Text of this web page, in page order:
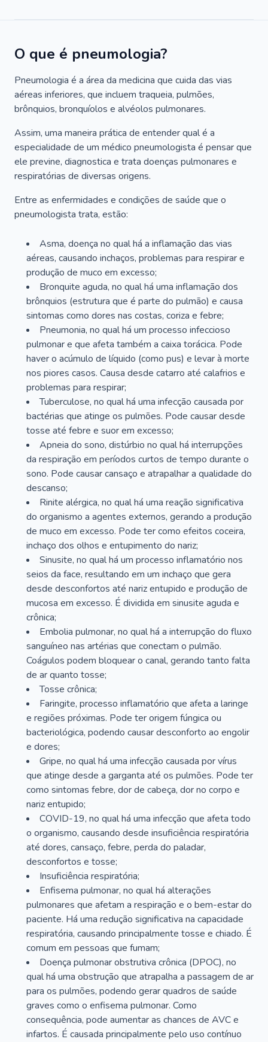
O que é pneumologia?
Pneumologia é a área da medicina que cuida das vias
aéreas inferiores, que incluem traqueia, pulmões,
brônquios, bronquíolos e alvéolos pulmonares.
Assim, uma maneira prática de entender qual é a
especialidade de um médico pneumologista é pensar que
ele previne, diagnostica e trata doenças pulmonares e
respiratórias de diversas origens.
Entre as enfermidades e condições de saúde que o
pneumologista trata, estão:
Asma, doença no qual há a inflamação das vias
aéreas, causando inchaços, problemas para respirar e
produção de muco em excesso;
Bronquite aguda, no qual há uma inflamação dos
brônquios (estrutura que é parte do pulmão) e causa
sintomas como dores nas costas, coriza e febre;
Pneumonia, no qual há um processo infeccioso
pulmonar e que afeta também a caixa torácica. Pode
haver o acúmulo de líquido (como pus) e levar à morte
nos piores casos. Causa desde catarro até calafrios e
problemas para respirar;
Tuberculose, no qual há uma infecção causada por
bactérias que atinge os pulmões. Pode causar desde
tosse até febre e suor em excesso;
Apneia do sono, distúrbio no qual há interrupções
da respiração em períodos curtos de tempo durante o
sono. Pode causar cansaço e atrapalhar a qualidade do
descanso;
Rinite alérgica, no qual há uma reação significativa
do organismo a agentes externos, gerando a produção
de muco em excesso. Pode ter como efeitos coceira,
inchaço dos olhos e entupimento do nariz;
Sinusite, no qual há um processo inflamatório nos
seios da face, resultando em um inchaço que gera
desde desconfortos até nariz entupido e produção de
mucosa em excesso. É dividida em sinusite aguda e
crônica;
Embolia pulmonar, no qual há a interrupção do fluxo
sanguíneo nas artérias que conectam o pulmão.
Coágulos podem bloquear o canal, gerando tanto falta
de ar quanto tosse;
Tosse crônica;
Faringite, processo inflamatório que afeta a laringe
e regiões próximas. Pode ter origem fúngica ou
bacteriológica, podendo causar desconforto ao engolir
e dores;
Gripe, no qual há uma infecção causada por vírus
que atinge desde a garganta até os pulmões. Pode ter
como sintomas febre, dor de cabeça, dor no corpo e
nariz entupido;
COVID-19, no qual há uma infecção que afeta todo
o organismo, causando desde insuficiência respiratória
até dores, cansaço, febre, perda do paladar,
desconfortos e tosse;
Insuficiência respiratória;
Enfisema pulmonar, no qual há alterações
pulmonares que afetam a respiração e o bem-estar do
paciente. Há uma redução significativa na capacidade
respiratória, causando principalmente tosse e chiado. É
comum em pessoas que fumam;
Doença pulmonar obstrutiva crônica (DPOC), no
qual há uma obstrução que atrapalha a passagem de ar
para os pulmões, podendo gerar quadros de saúde
graves como o enfisema pulmonar. Como
consequência, pode aumentar as chances de AVC e
infartos. É causada principalmente pelo uso contínuo